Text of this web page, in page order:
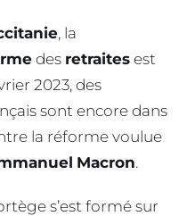
, la
des retraites est
2023, des
sont encore dans
la réforme voulue
Macron.
s’est formé sur